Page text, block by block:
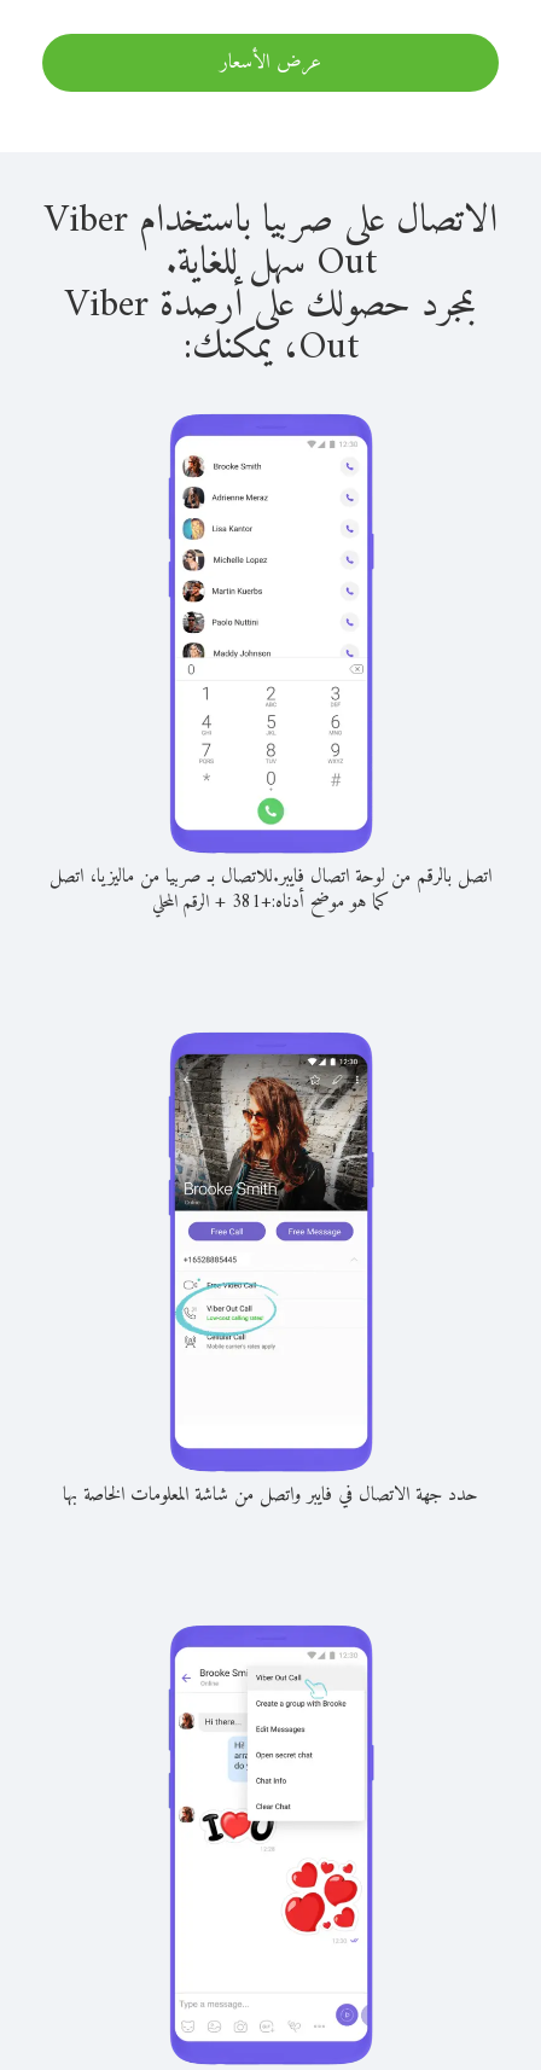
عرض الأسعار
الاتصال على صربيا باستخدام Viber
Out سهل للغاية.
بمجرد حصولك على أرصدة Viber
Out، يمكنك:
اتصل بالرقم من لوحة اتصال فايبر.للاتصال بـ صربيا من ماليزيا، اتصل
كما هو موضح أدناه:+
381
+الرقم المحلي
حدد جهة الاتصال في فايبر واتصل من شاشة المعلومات الخاصة بها